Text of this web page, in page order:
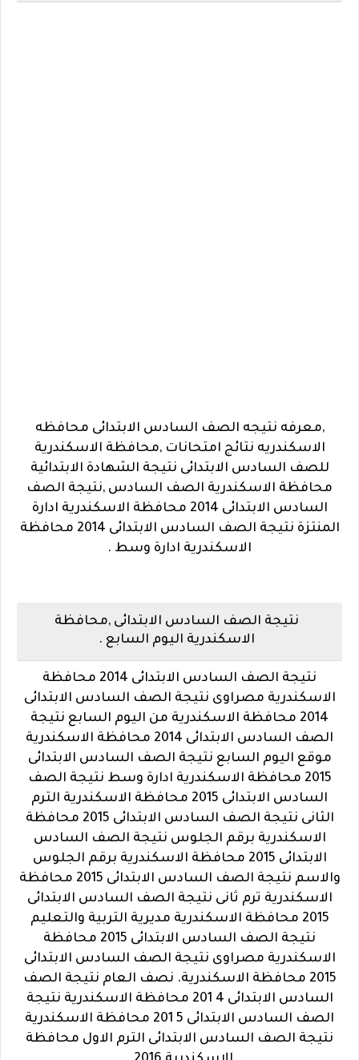
,معرفه نتيجه الصف السادس الابتدائى محافظه
الاسكندريه نتائج امتحانات ,محافظة الاسكندرية
للصف السادس الابتدائى نتيجة الشهادة الابتدائية
محافظة الاسكندرية الصف السادس ,نتيجة الصف
السادس الابتدائى 2014 محافظة الاسكندرية ادارة
المنتزة نتيجة الصف السادس الابتدائى 2014 محافظة
الاسكندرية ادارة وسط .
نتيجة الصف السادس الابتدائى ,محافظة
الاسكندرية اليوم السابع .
نتيجة الصف السادس الابتدائى 2014 محافظة
الاسكندرية مصراوى نتيجة الصف السادس الابتدائى
2014 محافظة الاسكندرية من اليوم السابع نتيجة
الصف السادس الابتدائى 2014 محافظة الاسكندرية
موقع اليوم السابع نتيجة الصف السادس الابتدائى
2015 محافظة الاسكندرية ادارة وسط نتيجة الصف
السادس الابتدائى 2015 محافظة الاسكندرية الترم
الثانى نتيجة الصف السادس الابتدائى 2015 محافظة
الاسكندرية برقم الجلوس نتيجة الصف السادس
الابتدائى 2015 محافظة الاسكندرية برقم الجلوس
والاسم نتيجة الصف السادس الابتدائى 2015 محافظة
الاسكندرية ترم ثانى نتيجة الصف السادس الابتدائى
2015 محافظة الاسكندرية مديرية التربية والتعليم
نتيجة الصف السادس الابتدائى 2015 محافظة
الاسكندرية مصراوى نتيجة الصف السادس الابتدائى
2015 محافظة الاسكندرية.
نصف العام نتيجة الصف
السادس الابتدائى 4 201 محافظة الاسكندرية نتيجة
الصف السادس الابتدائى 5 201 محافظة الاسكندرية
نتيجة الصف السادس الابتدائى الترم الاول محافظة